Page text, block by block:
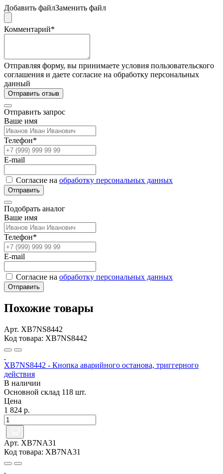
Добавить файлЗаменить файл
Комментарий*
Отправляя форму, вы принимаете условия пользовательского
соглашения и даете согласие на обработку персональных
данный
Отправить отзыв
Отправить запрос
Ваше имя
Телефон*
E-mail
Согласие на обработку персональных данных
Отправить
Подобрать аналог
Ваше имя
Телефон*
E-mail
Согласие на обработку персональных данных
Отправить
Похожие товары
Арт. XB7NS8442
Код товара: XB7NS8442
XB7NS8442 - Кнопка аварийного останова, триггерного
действия
В наличии
Основной склад 118 шт.
Цена
1 824 р.
Арт. XB7NA31
Код товара: XB7NA31